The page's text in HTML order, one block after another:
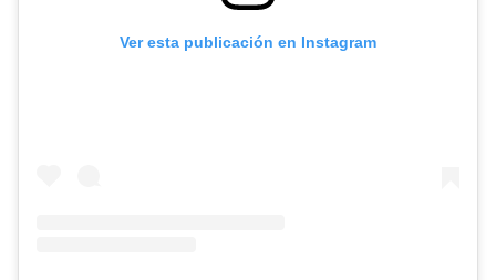
Ver esta publicación en Instagram